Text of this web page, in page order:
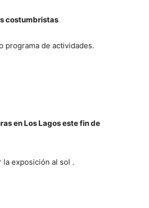
costumbristas
programa de actividades.
en Los Lagos este fin de
la exposición al sol .